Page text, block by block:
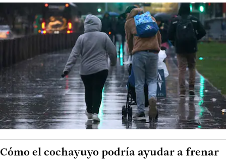
Cómo el cochayuyo podría ayudar a frenar